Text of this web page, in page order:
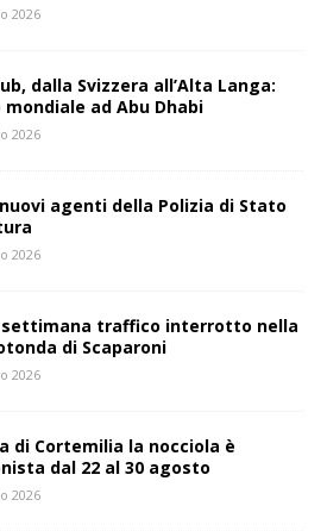
2026
dalla Svizzera all’Alta Langa:
ad Abu Dhabi
2026
agenti della Polizia di Stato
2026
settimana traffico interrotto nella
di Scaparoni
2026
di Cortemilia la nocciola è
dal 22 al 30 agosto
2026